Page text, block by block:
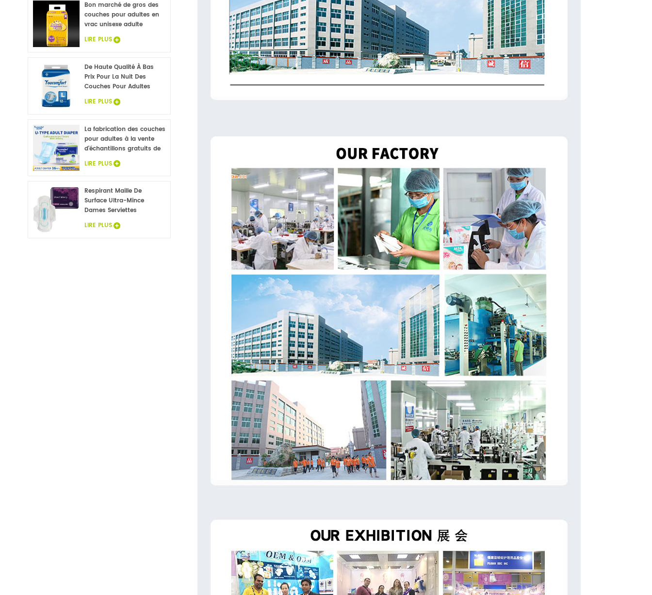
Bon marché de gros des
couches pour adultes en
vrac unisexe adulte
couches pour
incontinence, couches-
échantillons gratuits
LIRE PLUS
De Haute Qualité À Bas
Prix Pour La Nuit Des
Couches Pour Adultes
LIRE PLUS
La fabrication des couches
pour adultes à la vente
d'échantillons gratuits de
couches pour adultes
usine en Chine
LIRE PLUS
Respirant Maille De
Surface Ultra-Mince
Dames Serviettes
Hygiéniques
LIRE PLUS